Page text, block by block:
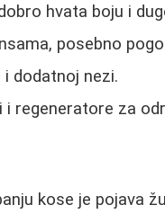
hvata boju i
posebno
dodatnoj nezi.
regeneratore za
kose je pojava